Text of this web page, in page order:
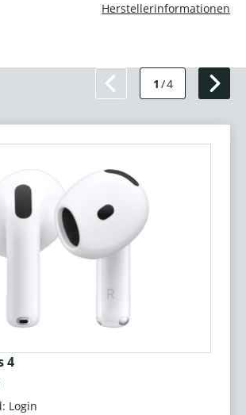
Herstellerinformationen
1 /4
4
Login